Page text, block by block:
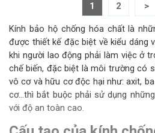
1 2 >
Kính bảo hộ chống hóa chất là
được thiết kế đặc biệt về kiểu dáng
khi người lao động phải làm việc ở
chế biến, đặc biệt là môi trường có
vô cơ và hữu cơ độc hại như: axit,
cơ…thì bắt buộc phải sử dụng
với độ an toàn cao.